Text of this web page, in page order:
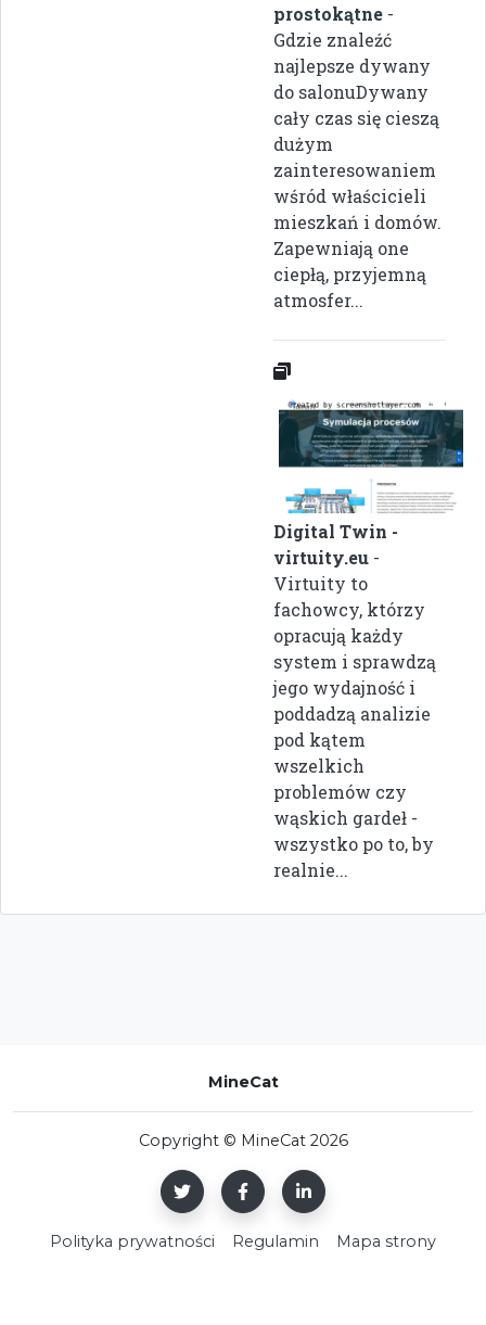
prostokątne -
Gdzie znaleźć
najlepsze dywany
do salonuDywany
cały czas się cieszą
dużym
zainteresowaniem
wśród właścicieli
mieszkań i domów.
Zapewniają one
ciepłą, przyjemną
atmosfer...
Digital Twin -
virtuity.eu -
Virtuity to
fachowcy, którzy
opracują każdy
system i sprawdzą
jego wydajność i
poddadzą analizie
pod kątem
wszelkich
problemów czy
wąskich gardeł -
wszystko po to, by
realnie...
MineCat
Copyright © MineCat 2026
Polityka prywatności Regulamin Mapa strony